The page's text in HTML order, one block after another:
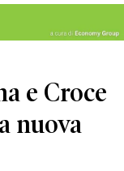
e Croce
nuova